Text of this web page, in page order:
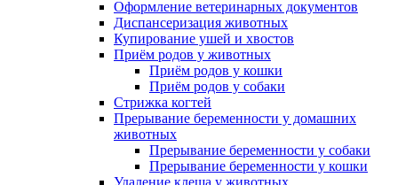
Оформление ветеринарных документов
Диспансеризация животных
Купирование ушей и хвостов
Приём родов у животных
Приём родов у кошки
Приём родов у собаки
Стрижка когтей
Прерывание беременности у домашних
животных
Прерывание беременности у собаки
Прерывание беременности у кошки